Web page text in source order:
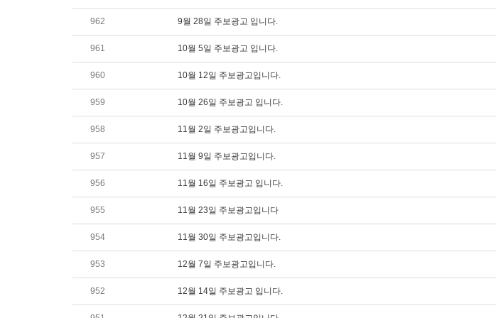
962 9월 28일 주보광고 입니다.
961 10월 5일 주보광고 입니다.
960 10월 12일 주보광고입니다.
959 10월 26일 주보광고 입니다.
958 11월 2일 주보광고입니다.
957 11월 9일 주보광고입니다.
956 11월 16일 주보광고 입니다.
955 11월 23일 주보광고입니다
954 11월 30일 주보광고입니다.
953 12월 7일 주보광고입니다.
952 12월 14일 주보광고 입니다.